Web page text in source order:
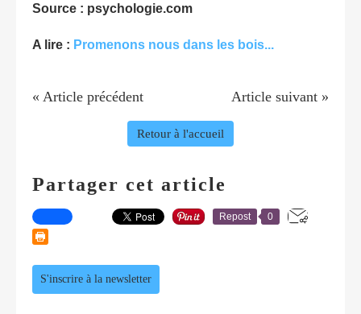
Source : psychologie.com
A lire : Promenons nous dans les bois...
« Article précédent Article suivant »
Retour à l'accueil
Partager cet article
Repost 0
S'inscrire à la newsletter